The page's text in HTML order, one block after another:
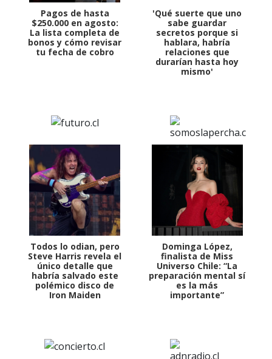
Pagos de hasta
$250.000 en agosto:
La lista completa de
bonos y cómo revisar
tu fecha de cobro
'Qué suerte que uno
sabe guardar
secretos porque si
hablara, habría
relaciones que
durarían hasta hoy
mismo'
Todos lo odian, pero
Steve Harris revela el
único detalle que
habría salvado este
polémico disco de
Iron Maiden
Dominga López,
finalista de Miss
Universo Chile: “La
preparación mental sí
es la más
importante”